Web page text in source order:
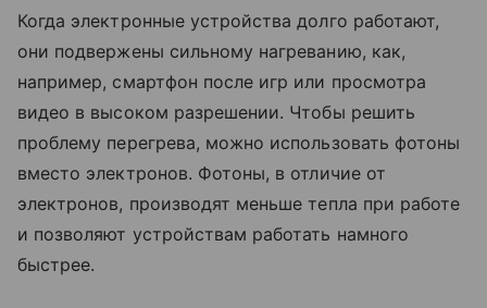
Когда электронные устройства долго работают,
они подвержены сильному нагреванию, как,
например, смартфон после игр или просмотра
видео в высоком разрешении. Чтобы решить
проблему перегрева, можно использовать фотоны
вместо электронов. Фотоны, в отличие от
электронов, производят меньше тепла при работе
и позволяют устройствам работать намного
быстрее.